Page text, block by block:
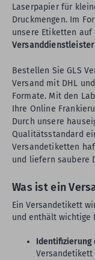
Laserpapier für
Druckmengen. Im
unsere Etiketten auf
Bestellen Sie GLS
Versand mit DHL
Formate. Mit den
Ihre Online
Durch unsere
Qualitätsstandard
Versandetiketten
und liefern saubere
Was ist ein
Ein Versandetikett
und enthält wichtige
Identifizierung
Versandetikett